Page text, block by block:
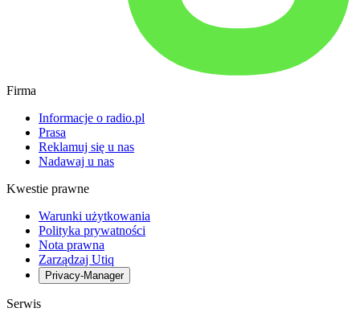
Firma
Informacje o radio.pl
Prasa
Reklamuj się u nas
Nadawaj u nas
Kwestie prawne
Warunki użytkowania
Polityka prywatności
Nota prawna
Zarządzaj Utiq
Privacy-Manager
Serwis